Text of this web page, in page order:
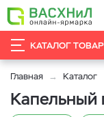
КАТАЛОГ
Главная Каталог
Капельный